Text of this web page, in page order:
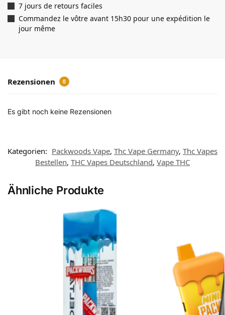
7 jours de retours faciles
Commandez le vôtre avant 15h30 pour une expédition le
jour même
Rezensionen 0
Es gibt noch keine Rezensionen
Kategorien: Packwoods Vape, Thc Vape Germany, Thc Vapes
Bestellen, THC Vapes Deutschland, Vape THC
Ähnliche Produkte